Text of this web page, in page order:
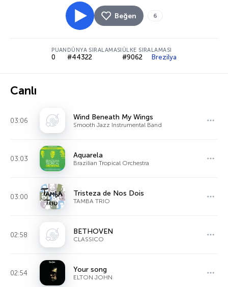
Beğen 6
PUAN
0
DÜNYA SIRALAMASI
#44322
ÜLKE SIRALAMASI
#9062 Brezilya
Canlı
03:06 Wind Beneath My Wings
Smooth Jazz Instrumental Band
03:03 Aquarela
Brazilian Tropical Orchestra
03:00 Tristeza de Nos Dois
TAMBA TRIO
02:58 BETHOVEN
CLASSICO
02:54 Your song
ELTON JOHN